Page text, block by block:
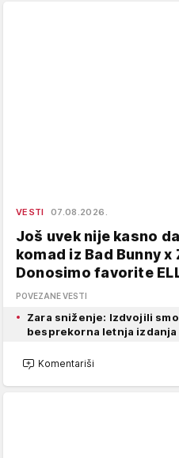
VESTI 07.08.2026.
Još uvek nije kasno
komad iz Bad Bunny
Donosimo favorite
POVEZANE VESTI
Zara sniženje: Izdvojili
besprekorna letnja izdanja
Komentariši